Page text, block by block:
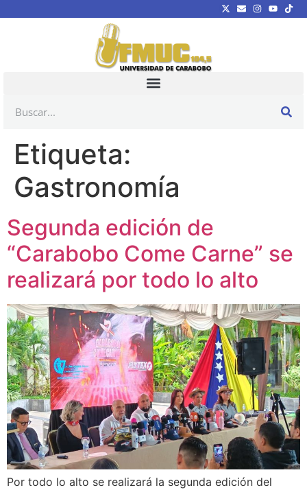
Etiqueta:
Gastronomía
Segunda edición de
“Carabobo Come Carne” se
realizará por todo lo alto
Por todo lo alto se realizará la segunda edición del